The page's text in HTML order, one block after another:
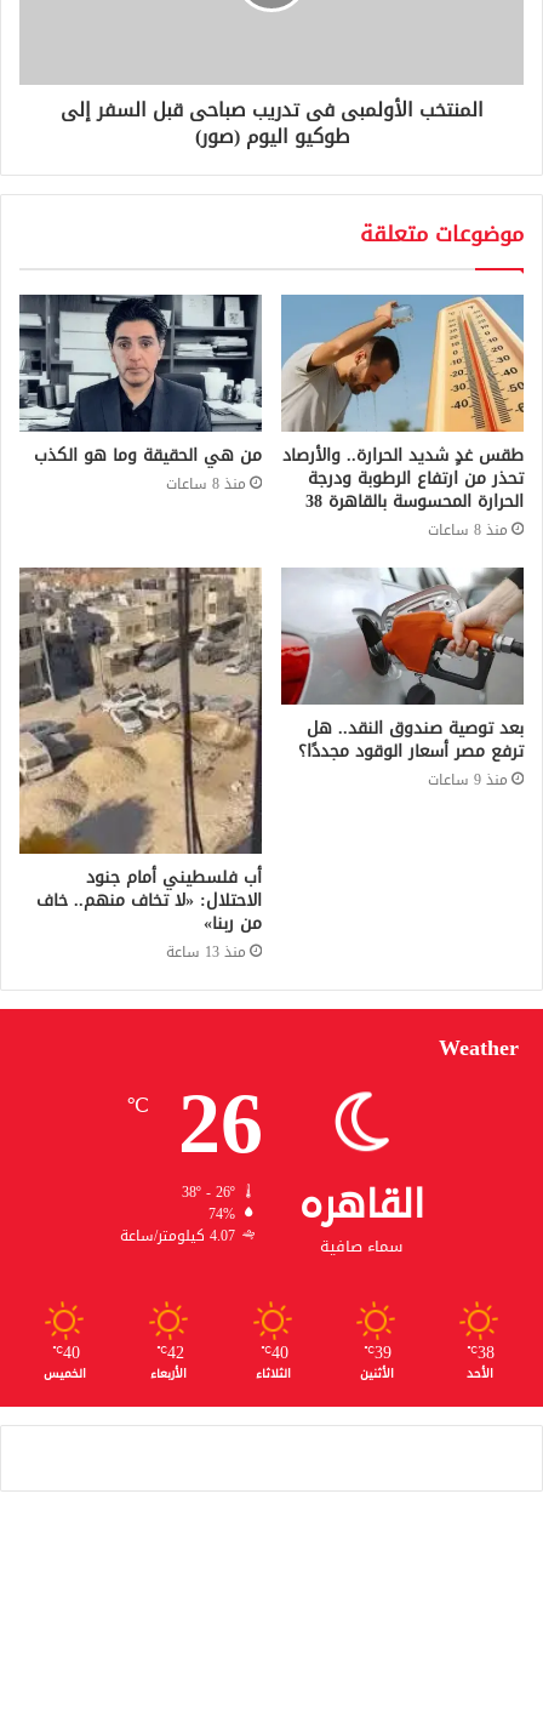
المنتخب الأولمبى فى تدريب صباحى قبل السفر إلى
طوكيو اليوم (صور)
موضوعات متعلقة
طقس غدٍ شديد الحرارة.. والأرصاد
تحذر من ارتفاع الرطوبة ودرجة
الحرارة المحسوسة بالقاهرة 38
منذ 8 ساعات
من هي الحقيقة وما هو الكذب
منذ 8 ساعات
بعد توصية صندوق النقد.. هل
ترفع مصر أسعار الوقود مجددًا؟
منذ 9 ساعات
أب فلسطيني أمام جنود
الاحتلال: «لا تخاف منهم.. خاف
من ربنا»
منذ 13 ساعة
Weather
القاهره
سماء صافية
26
℃
38º - 26º
74%
4.07 كيلومتر/ساعة
38
℃
الأحد
39
℃
الأثنين
40
℃
الثلاثاء
42
℃
الأربعاء
40
℃
الخميس